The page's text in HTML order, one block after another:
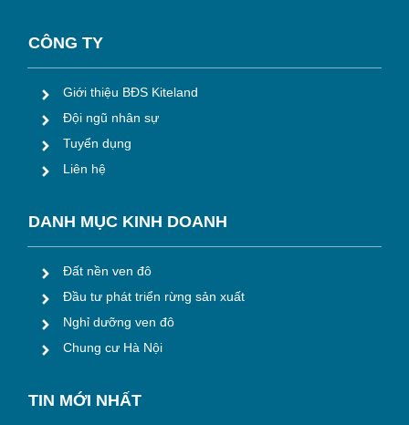
CÔNG TY
Giới thiệu BĐS Kiteland
Đội ngũ nhân sự
Tuyển dụng
Liên hệ
DANH MỤC KINH DOANH
Đất nền ven đô
Đầu tư phát triển rừng sản xuất
Nghỉ dưỡng ven đô
Chung cư Hà Nội
TIN MỚI NHẤT